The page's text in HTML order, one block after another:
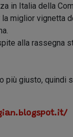
in Italia della
miglior vignetta
alla rassegna
più giusto, quindi